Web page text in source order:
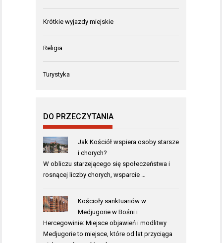
Krótkie wyjazdy miejskie
Religia
Turystyka
DO PRZECZYTANIA
Jak Kościół wspiera osoby starsze
i chorych?
W obliczu starzejącego się społeczeństwa i
rosnącej liczby chorych, wsparcie …
Kościoły sanktuariów w
Medjugorie w Bośni i
Hercegowinie: Miejsce objawień i modlitwy
Medjugorie to miejsce, które od lat przyciąga